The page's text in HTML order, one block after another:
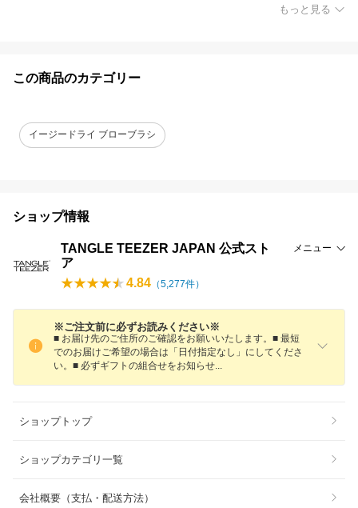
もっと見る
この商品のカテゴリー
イージードライ ブローブラシ
ショップ情報
TANGLE TEEZER JAPAN 公式スト
ア
メニュー
4.84 （5,277件）
※ご注文前に必ずお読みください※
■ お届け先のご住所のご確認をお願いいたします。■ 最短
でのお届けご希望の場合は「日付指定なし」にしてくださ
い。■ 必ずギフトの組合せをお知らせ
ショップトップ
ショップカテゴリ一覧
会社概要（支払・配送方法）